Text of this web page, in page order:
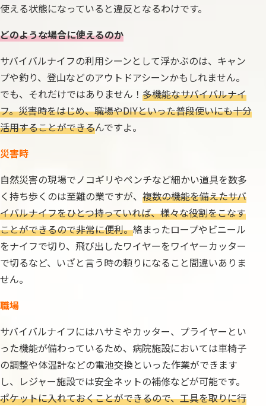
使える状態になっていると違反となるわけです。
どのような場合に使えるのか
サバイバルナイフの利用シーンとして浮かぶのは、キャン
プや釣り、登山などのアウトドアシーンかもしれません。
でも、それだけではありません！ 多機能なサバイバルナイ
フ。災害時をはじめ、職場やDIYといった普段使いにも十分
活用することができるんですよ。
災害時
自然災害の現場でノコギリやペンチなど細かい道具を数多
く持ち歩くのは至難の業ですが、 複数の機能を備えたサバ
イバルナイフをひとつ持っていれば、様々な役割をこなす
ことができるので非常に便利。絡まったロープやビニール
をナイフで切り、飛び出したワイヤーをワイヤーカッター
で切るなど、いざと言う時の頼りになること間違いありま
せん。
職場
サバイバルナイフにはハサミやカッター、プライヤーとい
った機能が備わっているため、病院施設においては車椅子
の調整や体温計などの電池交換といった作業ができます
し、レジャー施設では安全ネットの補修などが可能です。
ポケットに入れておくことができるので、工具を取りに行